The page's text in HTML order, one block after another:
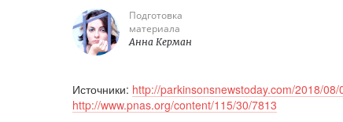
Подготовка
материала
Анна Керман
Источники: http://parkinsonsnewstoday.com/2018/
http://www.pnas.org/content/115/30/7813